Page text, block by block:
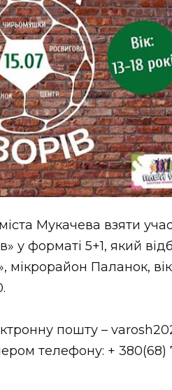
Мукачева взяти
у форматі 5+1, який
мікрорайон Паланок,
пошту –
телефону: + 380(68)